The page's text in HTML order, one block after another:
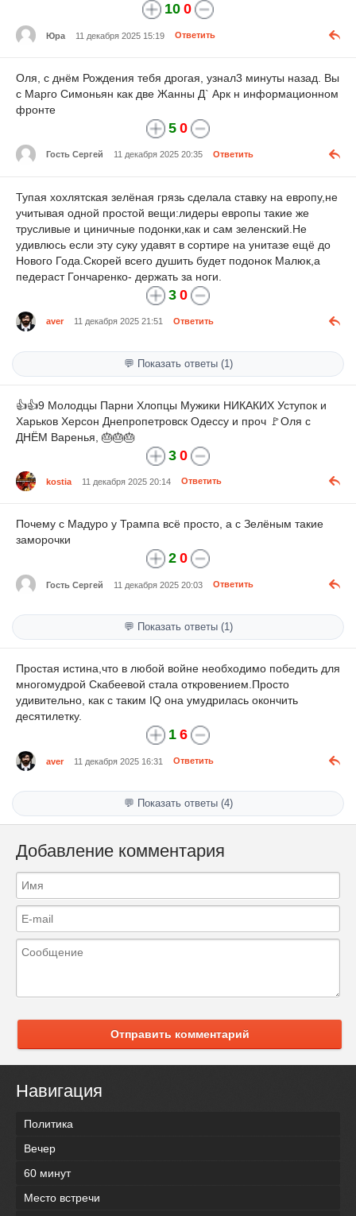
10 0
Юра 11 декабря 2025 15:19 Ответить
Оля, с днём Рождения тебя дрогая, узнал3 минуты назад. Вы
с Марго Симоньян как две Жанны Д` Арк н информационном
фронте
5 0
Гость Сергей 11 декабря 2025 20:35 Ответить
Тупая хохлятская зелёная грязь сделала ставку на европу,не
учитывая одной простой вещи:лидеры европы такие же
трусливые и циничные подонки,как и сам зеленский.Не
удивлюсь если эту суку удавят в сортире на унитазе ещё до
Нового Года.Скорей всего душить будет подонок Малюк,а
педераст Гончаренко- держать за ноги.
3 0
aver 11 декабря 2025 21:51 Ответить
💬 Показать ответы (1)
👍👍9 Молодцы Парни Хлопцы Мужики НИКАКИХ Уступок и
Харьков Херсон Днепропетровск Одессу и проч 🚩Оля с
ДНЁМ Варенья, 🎂🎂🎂
3 0
kostia 11 декабря 2025 20:14 Ответить
Почему с Мадуро у Трампа всё просто, а с Зелёным такие
заморочки
2 0
Гость Сергей 11 декабря 2025 20:03 Ответить
💬 Показать ответы (1)
Простая истина,что в любой войне необходимо победить для
многомудрой Скабеевой стала откровением.Просто
удивительно, как с таким IQ она умудрилась окончить
десятилетку.
1 6
aver 11 декабря 2025 16:31 Ответить
💬 Показать ответы (4)
Добавление комментария
Отправить комментарий
Навигация
Политика
Вечер
60 минут
Место встречи